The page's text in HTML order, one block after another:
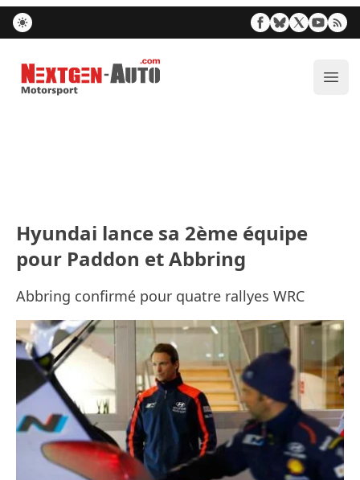
Nextgen-Auto.com
Hyundai lance sa 2ème équipe
pour Paddon et Abbring
Abbring confirmé pour quatre rallyes WRC